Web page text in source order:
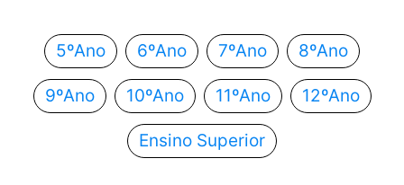
5ºAno 6ºAno 7ºAno 8ºAno
9ºAno 10ºAno 11ºAno 12ºAno
Ensino Superior